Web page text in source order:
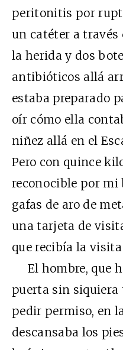
peritonitis por
un catéter a través
la herida y dos
antibióticos allá
estaba preparado
oír cómo ella
niñez allá en el
Pero con quince
reconocible por mi
gafas de aro de
una tarjeta de
que recibía la
El hombre, que
puerta sin siquiera
pedir permiso, en
descansaba los